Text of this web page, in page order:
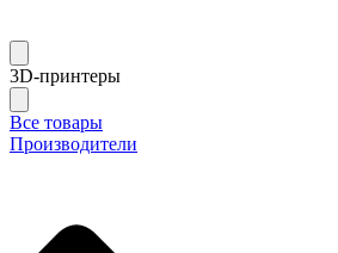
3D-принтеры
Все товары
Производители